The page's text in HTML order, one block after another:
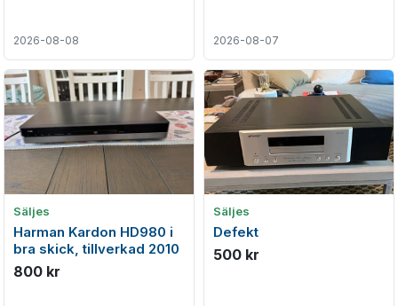
2026-08-08 2026-08-07
Säljes
Harman Kardon HD980 i
bra skick, tillverkad 2010
800 kr
Säljes
Defekt
500 kr